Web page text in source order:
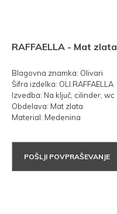
RAFFAELLA - Mat zlata
Blagovna znamka: Olivari
Šifra izdelka: OLI.RAFFAELLA
Izvedba: Na ključ, cilinder, wc
Obdelava: Mat zlata
Material: Medenina
POŠLJI POVPRAŠEVANJE